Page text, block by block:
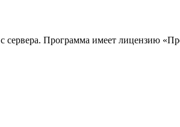
с сервера. Программа имеет лицензию